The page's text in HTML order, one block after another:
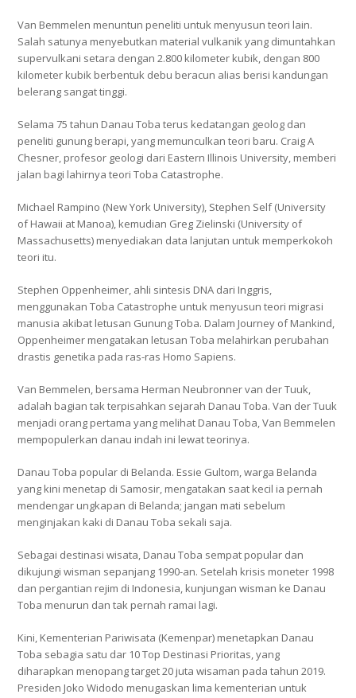
Van Bemmelen menuntun peneliti untuk menyusun teori lain.
Salah satunya menyebutkan material vulkanik yang dimuntahkan
supervulkani setara dengan 2.800 kilometer kubik, dengan 800
kilometer kubik berbentuk debu beracun alias berisi kandungan
belerang sangat tinggi.
Selama 75 tahun Danau Toba terus kedatangan geolog dan
peneliti gunung berapi, yang memunculkan teori baru. Craig A
Chesner, profesor geologi dari Eastern Illinois University, memberi
jalan bagi lahirnya teori Toba Catastrophe.
Michael Rampino (New York University), Stephen Self (University
of Hawaii at Manoa), kemudian Greg Zielinski (University of
Massachusetts) menyediakan data lanjutan untuk memperkokoh
teori itu.
Stephen Oppenheimer, ahli sintesis DNA dari Inggris,
menggunakan Toba Catastrophe untuk menyusun teori migrasi
manusia akibat letusan Gunung Toba. Dalam Journey of Mankind,
Oppenheimer mengatakan letusan Toba melahirkan perubahan
drastis genetika pada ras-ras Homo Sapiens.
Van Bemmelen, bersama Herman Neubronner van der Tuuk,
adalah bagian tak terpisahkan sejarah Danau Toba. Van der Tuuk
menjadi orang pertama yang melihat Danau Toba, Van Bemmelen
mempopulerkan danau indah ini lewat teorinya.
Danau Toba popular di Belanda. Essie Gultom, warga Belanda
yang kini menetap di Samosir, mengatakan saat kecil ia pernah
mendengar ungkapan di Belanda; jangan mati sebelum
menginjakan kaki di Danau Toba sekali saja.
Sebagai destinasi wisata, Danau Toba sempat popular dan
dikujungi wisman sepanjang 1990-an. Setelah krisis moneter 1998
dan pergantian rejim di Indonesia, kunjungan wisman ke Danau
Toba menurun dan tak pernah ramai lagi.
Kini, Kementerian Pariwisata (Kemenpar) menetapkan Danau
Toba sebagia satu dar 10 Top Destinasi Prioritas, yang
diharapkan menopang target 20 juta wisaman pada tahun 2019.
Presiden Joko Widodo menugaskan lima kementerian untuk